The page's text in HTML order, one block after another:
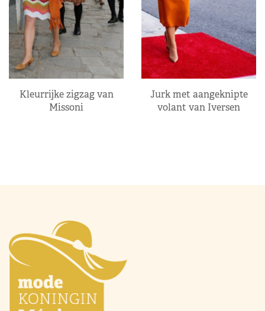
Kleurrijke zigzag van
Missoni
Jurk met aangeknipte
volant van Iversen